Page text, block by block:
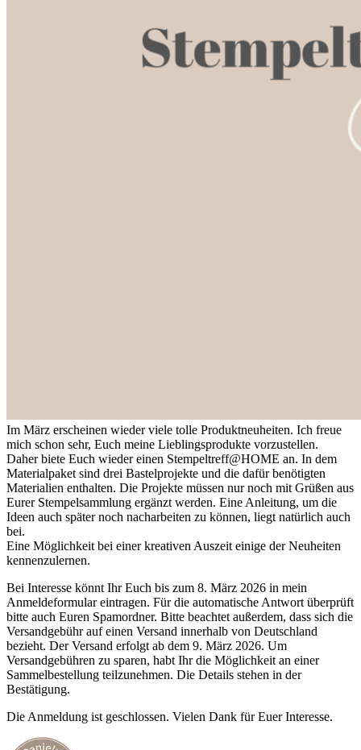
Im März erscheinen wieder viele tolle Produktneuheiten. Ich freue
mich schon sehr, Euch meine Lieblingsprodukte vorzustellen.
Daher biete Euch wieder einen Stempeltreff@HOME an. In dem
Materialpaket sind drei Bastelprojekte und die dafür benötigten
Materialien enthalten. Die Projekte müssen nur noch mit Grüßen aus
Eurer Stempelsammlung ergänzt werden. Eine Anleitung, um die
Ideen auch später noch nacharbeiten zu können, liegt natürlich auch
bei.
Eine Möglichkeit bei einer kreativen Auszeit einige der Neuheiten
kennenzulernen.
Bei Interesse könnt Ihr Euch bis zum 8. März 2026 in mein
Anmeldeformular eintragen. Für die automatische Antwort überprüft
bitte auch Euren Spamordner. Bitte beachtet außerdem, dass sich die
Versandgebühr auf einen Versand innerhalb von Deutschland
bezieht. Der Versand erfolgt ab dem 9. März 2026. Um
Versandgebühren zu sparen, habt Ihr die Möglichkeit an einer
Sammelbestellung teilzunehmen. Die Details stehen in der
Bestätigung.
Die Anmeldung ist geschlossen. Vielen Dank für Euer Interesse.